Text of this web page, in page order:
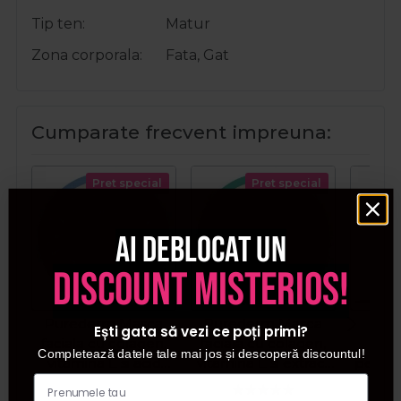
Tip ten
Matur
Zona corporala
Fata, Gat
Cumparate frecvent impreuna:
Pret special
Purederm Masca
faciala cu colagen,
vitamina E si acid
Pret special
Purederm Masca
faciala cu colagen,
vitamina E si extract
Ai deblocat un
discount misterios!
Ești gata să vezi ce poți primi?
Completează datele tale mai jos și descoperă discountul!